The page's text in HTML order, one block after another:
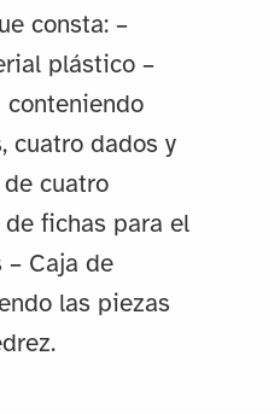
consta: –
plástico –
conteniendo
cuatro dados y
cuatro
fichas para el
– Caja de
las piezas